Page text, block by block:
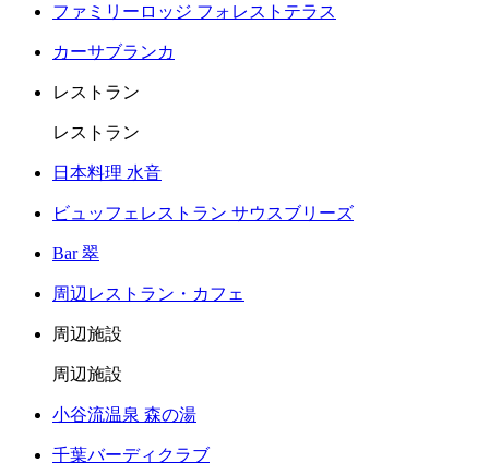
ファミリーロッジ フォレストテラス
カーサブランカ
レストラン
レストラン
日本料理 水音
ビュッフェレストラン サウスブリーズ
Bar 翠
周辺レストラン・カフェ
周辺施設
周辺施設
小谷流温泉 森の湯
千葉バーディクラブ